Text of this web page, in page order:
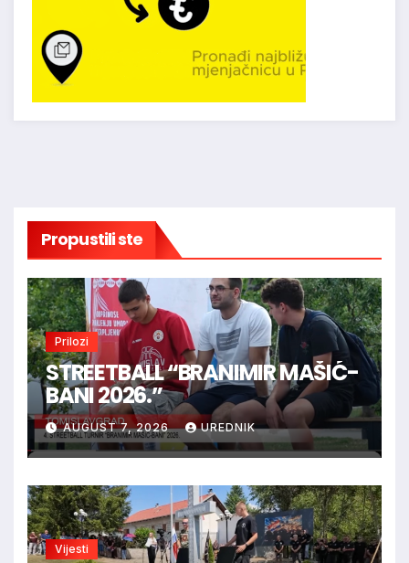
Propustili ste
Prilozi
STREETBALL “BRANIMIR MAŠIĆ-
BANI 2026.”
AUGUST 7, 2026 UREDNIK
Vijesti